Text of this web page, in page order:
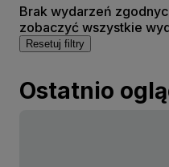
Brak wydarzeń
zobaczyć wszystkie
Resetuj filtry
Ostatnio